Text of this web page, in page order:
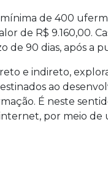
de 400
de R$ 9.160,00.
de 90 dias, após a
e indireto,
ao
É neste
por meio